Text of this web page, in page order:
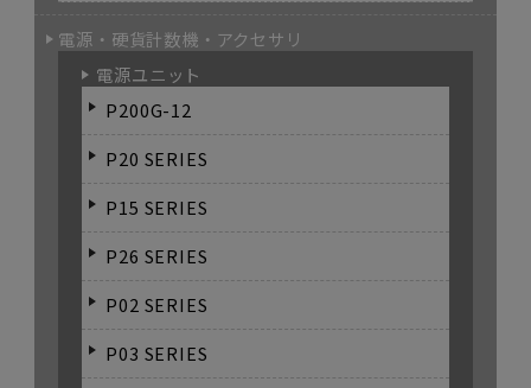
電源・硬貨計数機・アクセサリ
電源ユニット
P200G-12
P20 SERIES
P15 SERIES
P26 SERIES
P02 SERIES
P03 SERIES